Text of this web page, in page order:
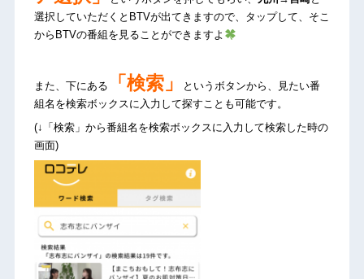
選択していただくとBTVが出てきますので、タップして、そこ
からBTVの番組を見ることができますよ
また、下にある 「検索」
というボタンから、見たい番
組名を検索ボックスに入力して探すことも可能です。
(↓「検索」から番組名を検索ボックスに入力して検索した時の
画面)